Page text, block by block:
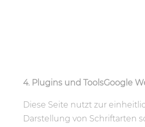
4. Plugins und ToolsGoogle
Diese Seite nutzt zur
Darstellung von Schriftarten